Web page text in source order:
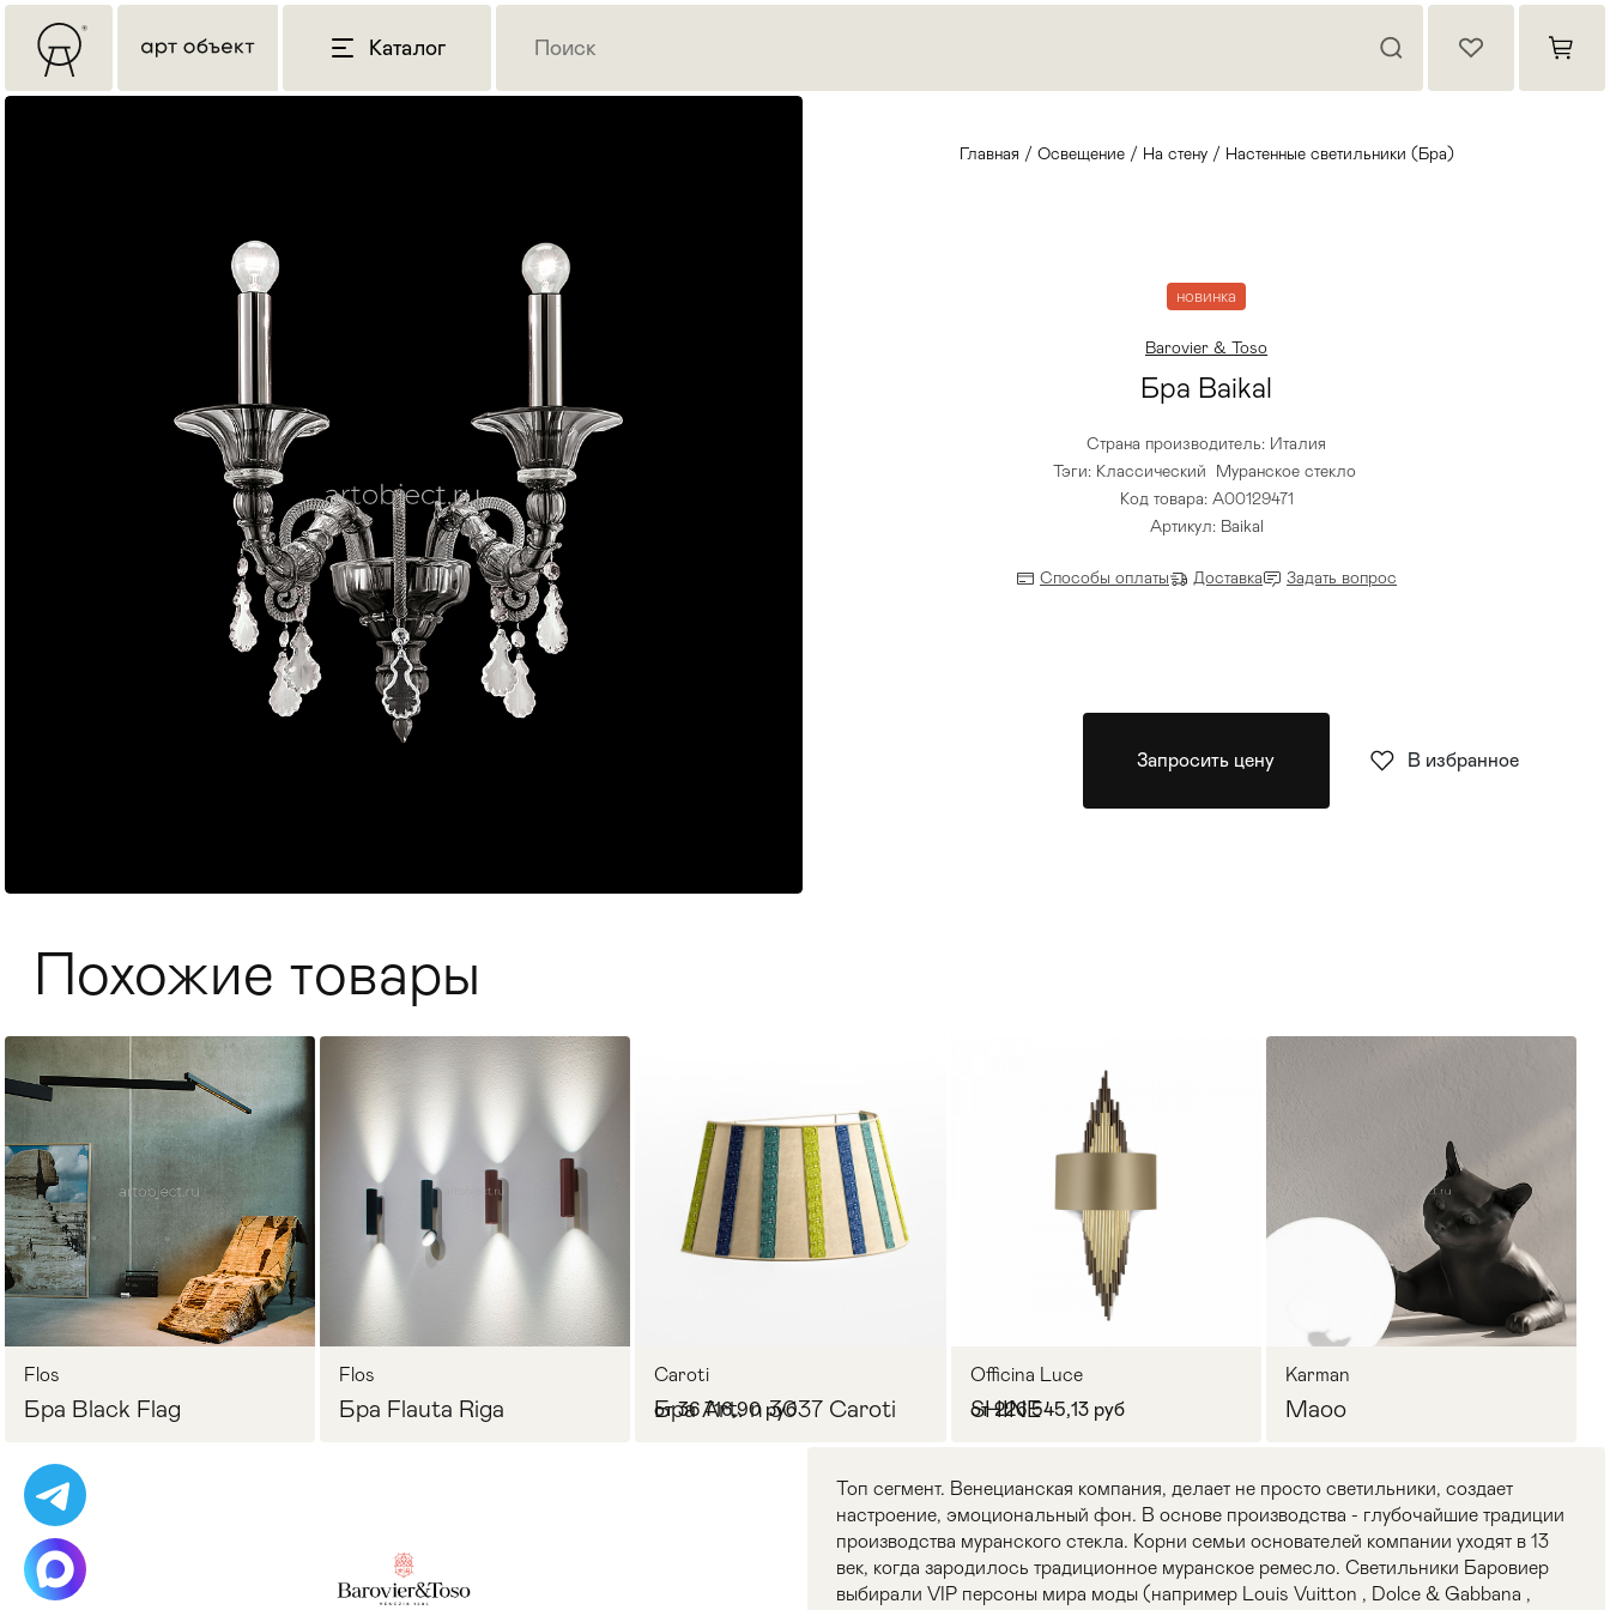
Каталог
Кровати
Стулья
Комоды и тумбы
Мебель для ванных комнат
Главная / Освещение/ На стену/ Настенные светильники (Бра)
новинка
Barovier & Toso
Бра Baikal
Страна производитель: Италия
Тэги: Классический Муранское стекло
Код товара: A00129471
Артикул: Baikal
Способы оплаты Доставка Задать вопрос
Запросить цену В избранное
Похожие товары
Flos
Бра Black Flag
Flos
Бра Flauta Riga
Caroti
Бра Art. n 3037 Caroti
от 36 716,90 руб
Officina Luce
SHINE
от 226 545,13 руб
Karman
Maoo
Топ сегмент. Венецианская компания, делает не просто светильники, создает
настроение, эмоциональный фон. В основе производства - глубочайшие традиции
производства муранского стекла. Корни семьи основателей компании уходят в 13
век, когда зародилось традиционное муранское ремесло. Светильники Баровиер
выбирали VIP персоны мира моды (например Louis Vuitton , Dolce & Gabbana ,